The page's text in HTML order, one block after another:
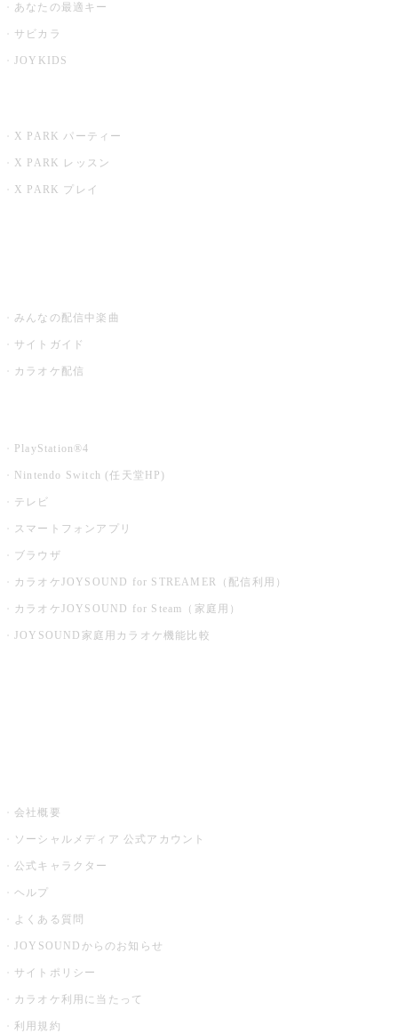
あなたの最適キー
サビカラ
JOYKIDS
X PARK パーティー
X PARK レッスン
X PARK プレイ
みんなの配信中楽曲
サイトガイド
カラオケ配信
PlayStation®4
Nintendo Switch (任天堂HP)
テレビ
スマートフォンアプリ
ブラウザ
カラオケJOYSOUND for STREAMER（配信利用）
カラオケJOYSOUND for Steam（家庭用）
JOYSOUND家庭用カラオケ機能比較
会社概要
ソーシャルメディア 公式アカウント
公式キャラクター
ヘルプ
よくある質問
JOYSOUNDからのお知らせ
サイトポリシー
カラオケ利用に当たって
利用規約